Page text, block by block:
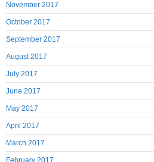
November 2017
October 2017
September 2017
August 2017
July 2017
June 2017
May 2017
April 2017
March 2017
February 2017